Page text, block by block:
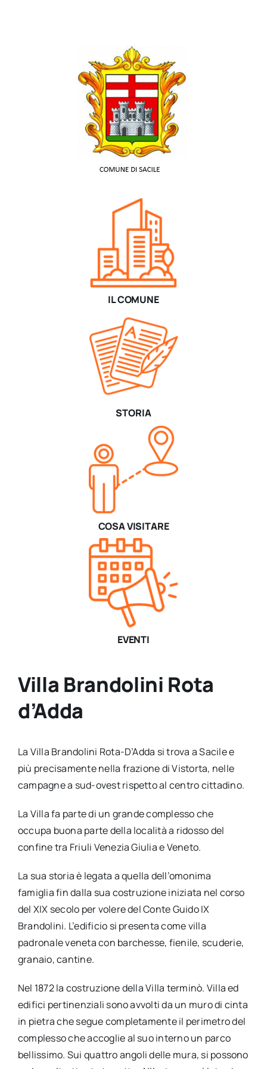
IL COMUNE
STORIA
COSA VISITARE
EVENTI
Villa Brandolini Rota
d’Adda
La Villa Brandolini Rota-D’Adda si trova a Sacile e
più precisamente nella frazione di Vistorta, nelle
campagne a sud-ovest rispetto al centro cittadino.
La Villa fa parte di un grande complesso che
occupa buona parte della località a ridosso del
confine tra Friuli Venezia Giulia e Veneto.
La sua storia è legata a quella dell’omonima
famiglia fin dalla sua costruzione iniziata nel corso
del XIX secolo per volere del Conte Guido IX
Brandolini. L’edificio si presenta come villa
padronale veneta con barchesse, fienile, scuderie,
granaio, cantine.
Nel 1872 la costruzione della Villa terminò. Villa ed
edifici pertinenziali sono avvolti da un muro di cinta
in pietra che segue completamente il perimetro del
complesso che accoglie al suo interno un parco
bellissimo. Sui quattro angoli delle mura, si possono